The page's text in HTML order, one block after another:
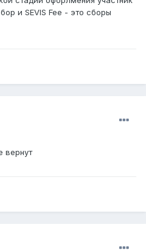
и SEVIS Fee - это сборы
вернут